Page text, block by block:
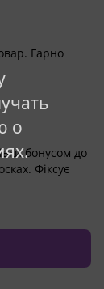
о
Гарно
бонусом до
Фіксує